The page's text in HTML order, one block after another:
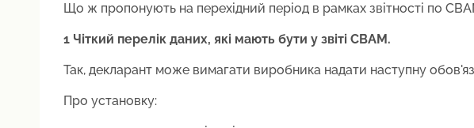
Що ж пропонують на перехідний період в рамках звітності по
1️ Чіткий перелік даних, які мають бути у звіті CBAM.
Так, декларант може вимагати виробника надати наступну
Про установку: